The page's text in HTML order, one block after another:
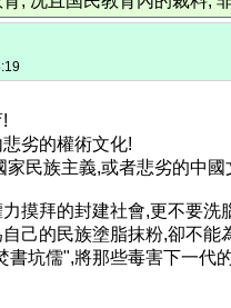
劣的權術文化!
家民族主義,或者悲劣的中
摸拜的封建社會,更不要洗
己的民族塗脂抹粉,卻不能
書坑儒",將那些毒害下一代